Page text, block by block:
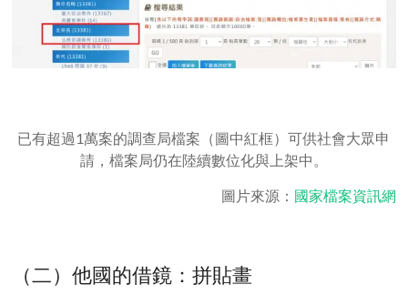
已有超過1萬案的調查局檔案（圖中紅框）可供社會大眾申
請，檔案局仍在陸續數位化與上架中。
圖片來源： 國家檔案資訊網
（二）他國的借鏡：拼貼畫